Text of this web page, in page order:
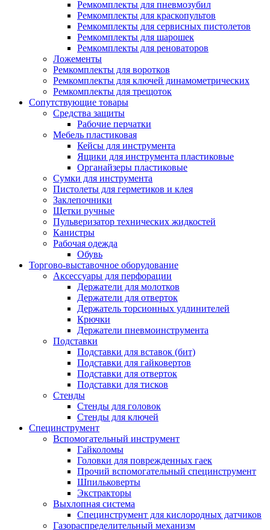
Ремкомплекты для пневмозубил
Ремкомплекты для краскопультов
Ремкомплекты для сервисных пистолетов
Ремкомплекты для шарошек
Ремкомплекты для реноваторов
Ложементы
Ремкомплекты для воротков
Ремкомплекты для ключей динамометрических
Ремкомплекты для трещоток
Сопутствующие товары
Средства защиты
Рабочие перчатки
Мебель пластиковая
Кейсы для инструмента
Ящики для инструмента пластиковые
Органайзеры пластиковые
Сумки для инструмента
Пистолеты для герметиков и клея
Заклепочники
Щетки ручные
Пульверизатор технических жидкостей
Канистры
Рабочая одежда
Обувь
Торгово-выставочное оборудование
Аксессуары для перфорации
Держатели для молотков
Держатели для отверток
Держатель торсионных удлинителей
Крючки
Держатели пневмоинструмента
Подставки
Подставки для вставок (бит)
Подставки для гайковертов
Подставки для отверток
Подставки для тисков
Стенды
Стенды для головок
Стенды для ключей
Специнструмент
Вспомогательный инструмент
Гайколомы
Головки для поврежденных гаек
Прочий вспомогательный специнструмент
Шпильковерты
Экстракторы
Выхлопная система
Специнструмент для кислородных датчиков
Газораспределительный механизм